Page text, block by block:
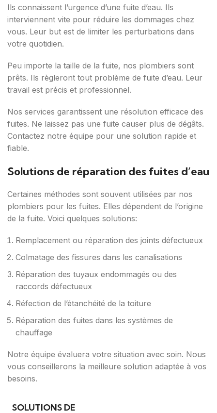
Ils connaissent l’urgence d’une fuite d’eau. Ils
interviennent vite pour réduire les dommages chez
vous. Leur but est de limiter les perturbations dans
votre quotidien.
Peu importe la taille de la fuite, nos plombiers sont
prêts. Ils règleront tout problème de fuite d’eau. Leur
travail est précis et professionnel.
Nos services garantissent une résolution efficace des
fuites. Ne laissez pas une fuite causer plus de dégâts.
Contactez notre équipe pour une solution rapide et
fiable.
Solutions de réparation des fuites d’eau
Certaines méthodes sont souvent utilisées par nos
plombiers pour les fuites. Elles dépendent de l’origine
de la fuite. Voici quelques solutions:
Remplacement ou réparation des joints défectueux
Colmatage des fissures dans les canalisations
Réparation des tuyaux endommagés ou des
raccords défectueux
Réfection de l’étanchéité de la toiture
Réparation des fuites dans les systèmes de
chauffage
Notre équipe évaluera votre situation avec soin. Nous
vous conseillerons la meilleure solution adaptée à vos
besoins.
SOLUTIONS DE